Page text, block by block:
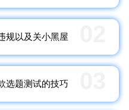
规以及关小黑屋
选题测试的技巧